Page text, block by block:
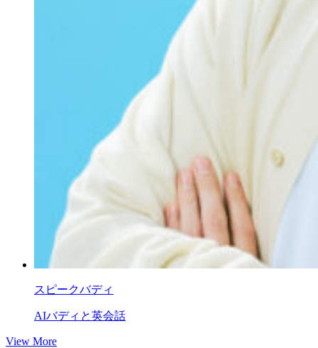
スピークバディ
AIバディと英会話
View More